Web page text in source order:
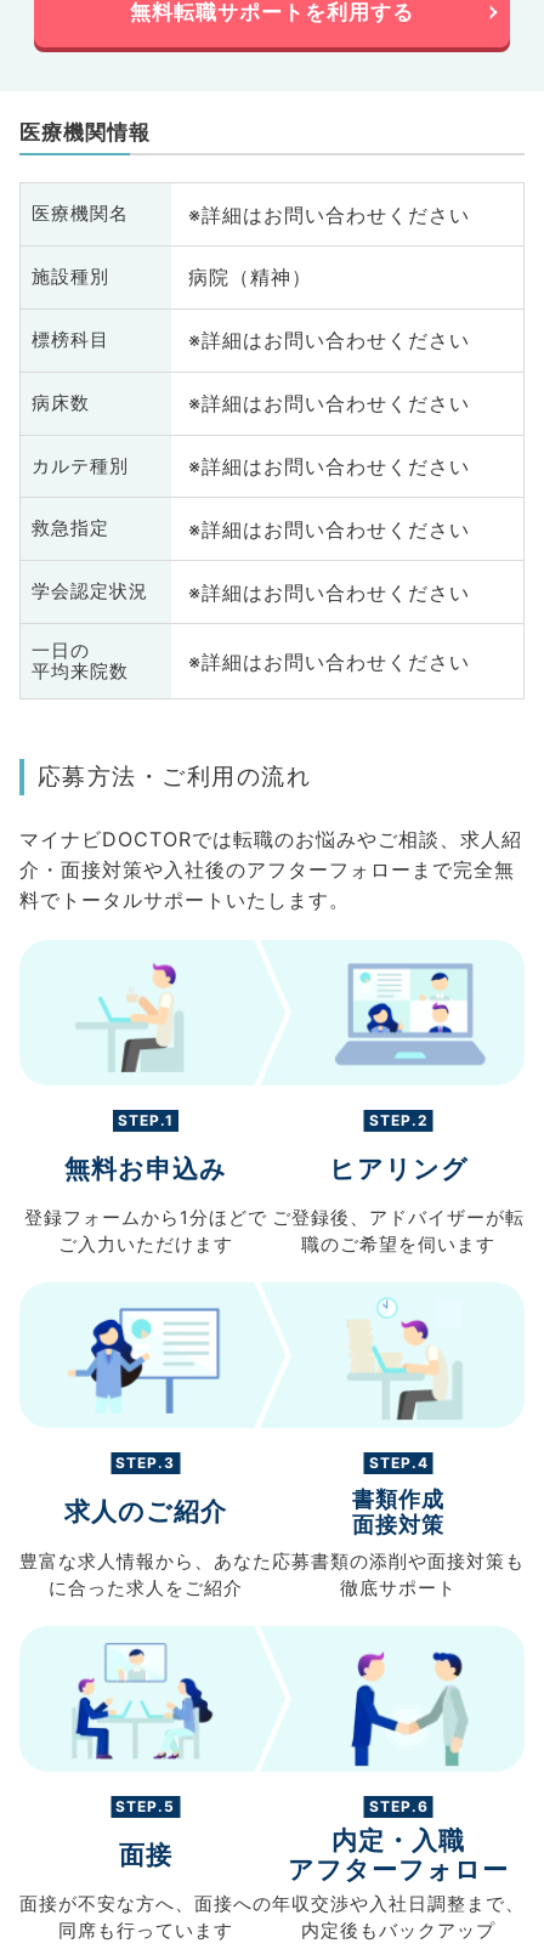
無料転職サポートを利用する
医療機関情報
医療機関名 ※詳細はお問い合わせください
施設種別 病院（精神）
標榜科目 ※詳細はお問い合わせください
病床数 ※詳細はお問い合わせください
カルテ種別 ※詳細はお問い合わせください
救急指定 ※詳細はお問い合わせください
学会認定状況 ※詳細はお問い合わせください
一日の
平均来院数
※詳細はお問い合わせください
応募方法・ご利用の流れ
マイナビDOCTORでは転職のお悩みやご相談、求人紹
介・面接対策や入社後のアフターフォローまで完全無
料でトータルサポートいたします。
STEP.1
無料お申込み
登録フォームから 1分ほどで
ご入力 いただけます
STEP.2
ヒアリング
ご登録後、 アドバイザーが転
職のご希望を伺います
STEP.3
求人のご紹介
豊富な求人情報から、 あなた
に合った求人を ご紹介
STEP.4
書類作成
面接対策
応募書類の添削や面接対策も
徹底サポート
STEP.5
面接
面接が不安な方へ、 面接への
同席も行っています
STEP.6
内定・入職
アフターフォロー
年収交渉や入社日調整まで、
内定後もバックアップ